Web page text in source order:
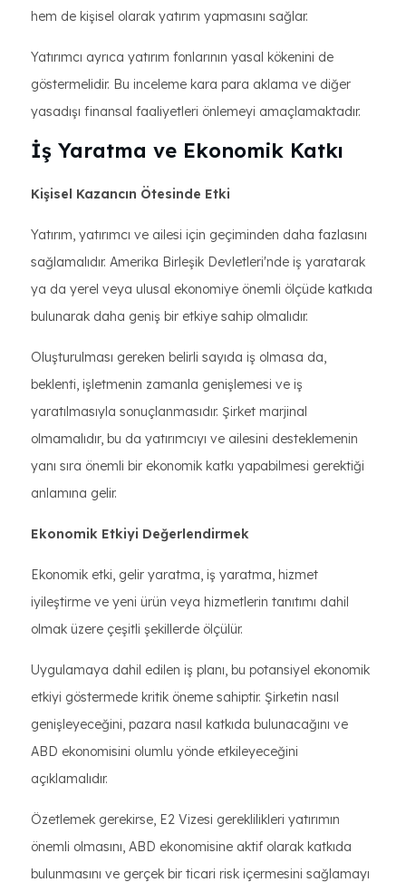
hem de kişisel olarak yatırım yapmasını sağlar.
Yatırımcı ayrıca yatırım fonlarının yasal kökenini de
göstermelidir. Bu inceleme kara para aklama ve diğer
yasadışı finansal faaliyetleri önlemeyi amaçlamaktadır.
İş Yaratma ve Ekonomik Katkı
Kişisel Kazancın Ötesinde Etki
Yatırım, yatırımcı ve ailesi için geçiminden daha fazlasını
sağlamalıdır. Amerika Birleşik Devletleri'nde iş yaratarak
ya da yerel veya ulusal ekonomiye önemli ölçüde katkıda
bulunarak daha geniş bir etkiye sahip olmalıdır.
Oluşturulması gereken belirli sayıda iş olmasa da,
beklenti, işletmenin zamanla genişlemesi ve iş
yaratılmasıyla sonuçlanmasıdır. Şirket marjinal
olmamalıdır, bu da yatırımcıyı ve ailesini desteklemenin
yanı sıra önemli bir ekonomik katkı yapabilmesi gerektiği
anlamına gelir.
Ekonomik Etkiyi Değerlendirmek
Ekonomik etki, gelir yaratma, iş yaratma, hizmet
iyileştirme ve yeni ürün veya hizmetlerin tanıtımı dahil
olmak üzere çeşitli şekillerde ölçülür.
Uygulamaya dahil edilen iş planı, bu potansiyel ekonomik
etkiyi göstermede kritik öneme sahiptir. Şirketin nasıl
genişleyeceğini, pazara nasıl katkıda bulunacağını ve
ABD ekonomisini olumlu yönde etkileyeceğini
açıklamalıdır.
Özetlemek gerekirse, E2 Vizesi gereklilikleri yatırımın
önemli olmasını, ABD ekonomisine aktif olarak katkıda
bulunmasını ve gerçek bir ticari risk içermesini sağlamayı